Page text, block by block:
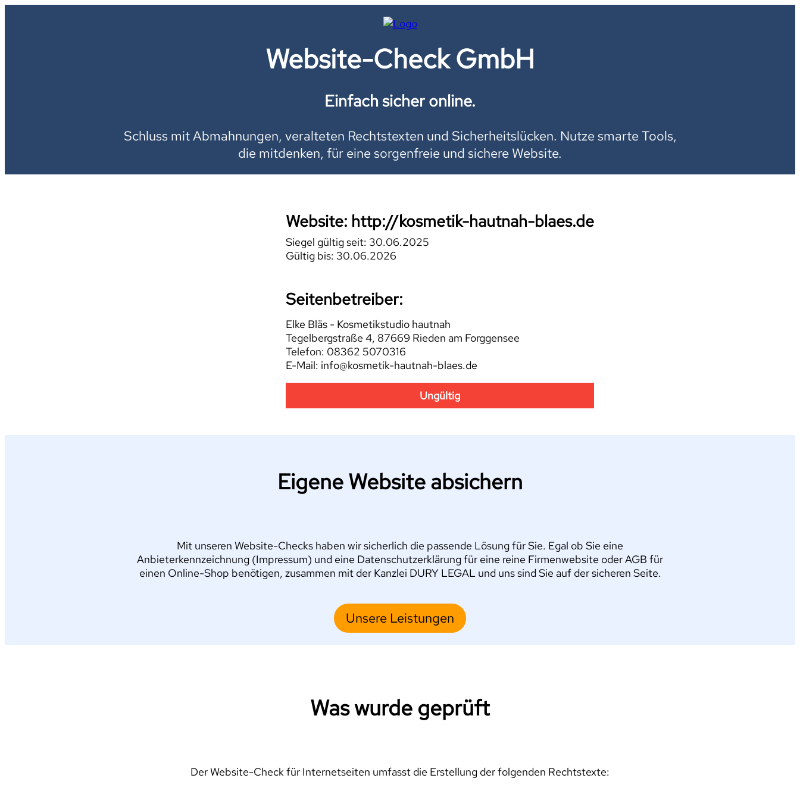
Website-Check GmbH
Einfach sicher online.
Schluss mit Abmahnungen, veralteten Rechtstexten und Sicherheitslücken. Nutze smarte Tools,
die mitdenken, für eine sorgenfreie und sichere Website.
Website: http://kosmetik-hautnah-blaes.de
Siegel gültig seit: 30.06.2025
Gültig bis: 30.06.2026
Seitenbetreiber:
Elke Bläs - Kosmetikstudio hautnah
Tegelbergstraße 4, 87669 Rieden am Forggensee
Telefon: 08362 5070316
E-Mail: info@kosmetik-hautnah-blaes.de
Ungültig
Eigene Website absichern
Mit unseren Website-Checks haben wir sicherlich die passende Lösung für Sie. Egal ob Sie eine
Anbieterkennzeichnung (Impressum) und eine Datenschutzerklärung für eine reine Firmenwebsite oder AGB für
einen Online-Shop benötigen, zusammen mit der Kanzlei DURY LEGAL und uns sind Sie auf der sicheren Seite.
Unsere Leistungen
Was wurde geprüft
Der Website-Check für Internetseiten umfasst die Erstellung der folgenden Rechtstexte: